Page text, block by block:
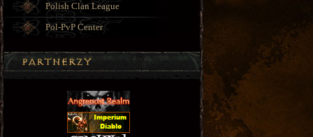
Polish Clan League
Pol-PvP Center